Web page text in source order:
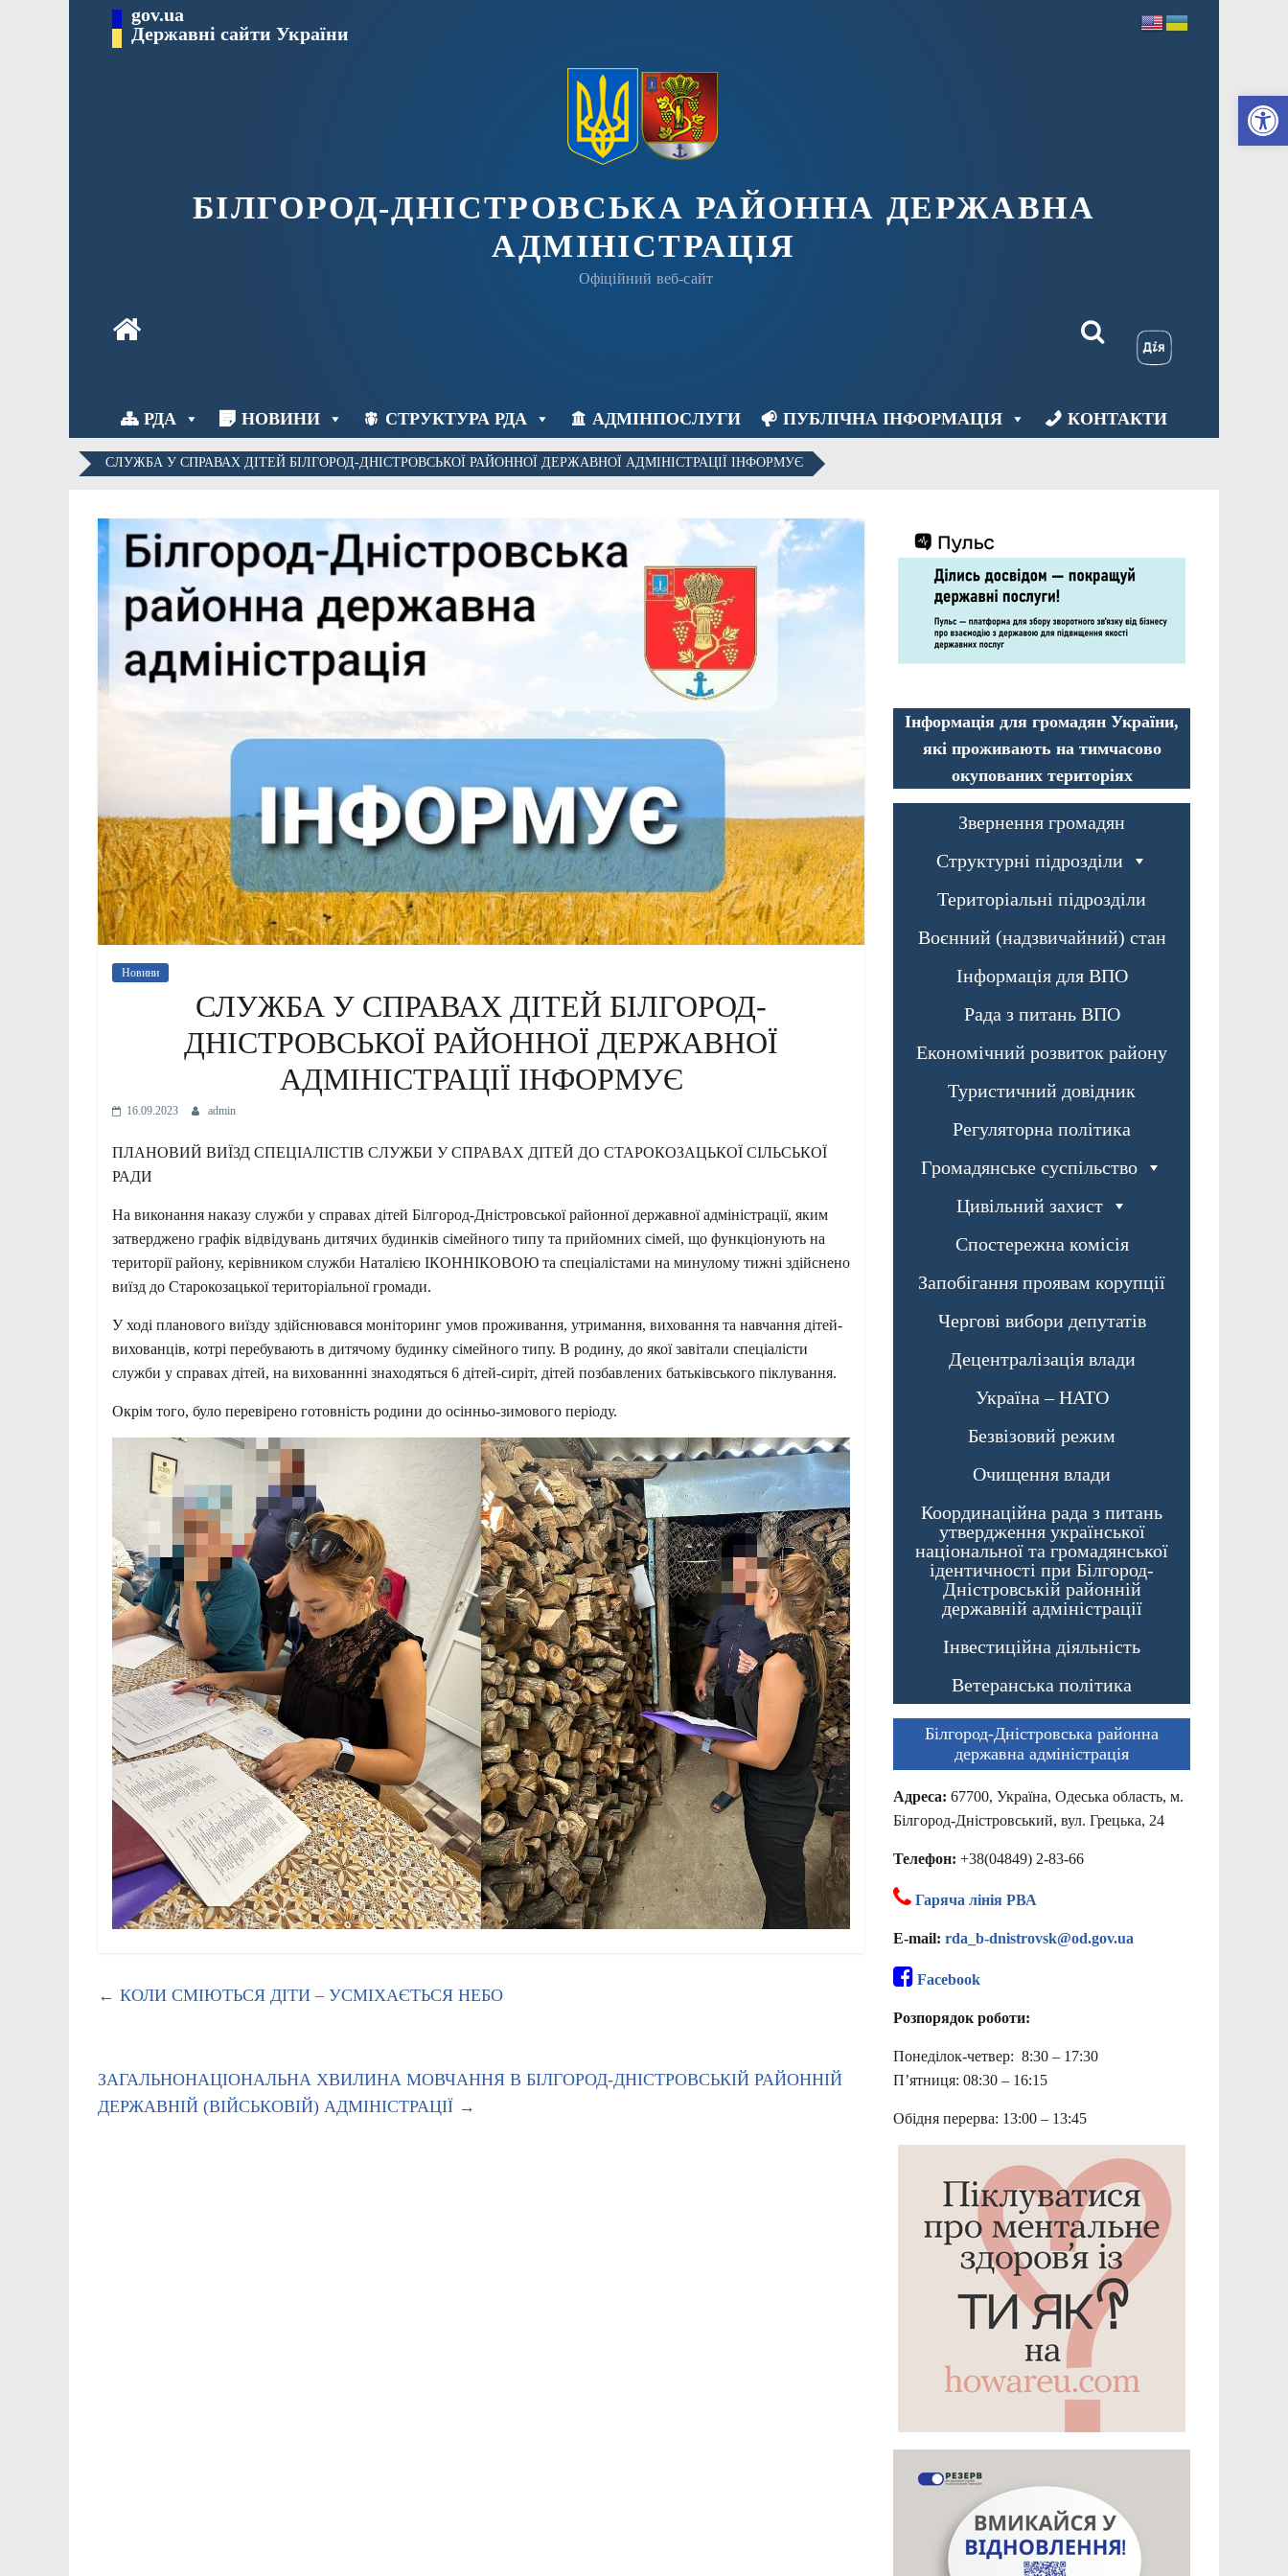
gov.ua
Державні сайти України
БІЛГОРОД-ДНІСТРОВСЬКА РАЙОННА ДЕРЖАВНА
АДМІНІСТРАЦІЯ
Офіційний веб-сайт
РДА НОВИНИ СТРУКТУРА РДА АДМІНПОСЛУГИ ПУБЛІЧНА ІНФОРМАЦІЯ КОНТАКТИ
СЛУЖБА У СПРАВАХ ДІТЕЙ БІЛГОРОД-ДНІСТРОВСЬКОЇ РАЙОННОЇ ДЕРЖАВНОЇ АДМІНІСТРАЦІЇ ІНФОРМУЄ
Новини
СЛУЖБА У СПРАВАХ ДІТЕЙ БІЛГОРОД-
ДНІСТРОВСЬКОЇ РАЙОННОЇ ДЕРЖАВНОЇ
АДМІНІСТРАЦІЇ ІНФОРМУЄ
16.09.2023 admin
ПЛАНОВИЙ ВИЇЗД СПЕЦІАЛІСТІВ СЛУЖБИ У СПРАВАХ ДІТЕЙ ДО СТАРОКОЗАЦЬКОЇ СІЛЬСЬКОЇ
РАДИ
На виконання наказу служби у справах дітей Білгород-Дністровської районної державної адміністрації, яким
затверджено графік відвідувань дитячих будинків сімейного типу та прийомних сімей, що функціонують на
території району, керівником служби Наталією ІКОННІКОВОЮ та спеціалістами на минулому тижні здійснено
виїзд до Старокозацької територіальної громади.
У ході планового виїзду здійснювався моніторинг умов проживання, утримання, виховання та навчання дітей-
вихованців, котрі перебувають в дитячому будинку сімейного типу. В родину, до якої завітали спеціалісти
служби у справах дітей, на вихованнні знаходяться 6 дітей-сиріт, дітей позбавлених батьківського піклування.
Окрім того, було перевірено готовність родини до осінньо-зимового періоду.
← КОЛИ СМІЮТЬСЯ ДІТИ – УСМІХАЄТЬСЯ НЕБО
ЗАГАЛЬНОНАЦІОНАЛЬНА ХВИЛИНА МОВЧАННЯ В БІЛГОРОД-ДНІСТРОВСЬКІЙ РАЙОННІЙ
ДЕРЖАВНІЙ (ВІЙСЬКОВІЙ) АДМІНІСТРАЦІЇ →
Інформація для громадян України,
які проживають на тимчасово
окупованих територіях
Звернення громадян
Структурні підрозділи
Територіальні підрозділи
Воєнний (надзвичайний) стан
Інформація для ВПО
Рада з питань ВПО
Економічний розвиток району
Туристичний довідник
Регуляторна політика
Громадянське суспільство
Цивільний захист
Спостережна комісія
Запобігання проявам корупції
Чергові вибори депутатів
Децентралізація влади
Україна – НАТО
Безвізовий режим
Очищення влади
Координаційна рада з питань
утвердження української
національної та громадянської
ідентичності при Білгород-
Дністровській районній
державній адміністрації
Інвестиційна діяльність
Ветеранська політика
Білгород-Дністровська районна
державна адміністрація
Адреса: 67700, Україна, Одеська область, м.
Білгород-Дністровський, вул. Грецька, 24
Телефон: +38(04849) 2-83-66
Гаряча лінія РВА
E-mail: rda_b-dnistrovsk@od.gov.ua
Facebook
Розпорядок роботи:
Понеділок-четвер: 8:30 – 17:30
П’ятниця: 08:30 – 16:15
Обідня перерва: 13:00 – 13:45